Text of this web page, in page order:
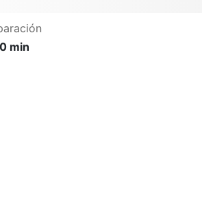
min